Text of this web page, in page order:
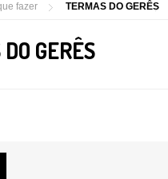
fazer TERMAS DO GERÊS
GERÊS